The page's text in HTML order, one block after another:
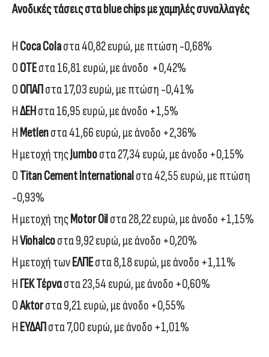
Ανοδικές τάσεις στα blue chips με χαμηλές συναλλαγές
Η Coca Colaστα 40,82 ευρώ, με πτώση -0,68%
Ο ΟΤΕστα 16,81 ευρώ, με άνοδο +0,42%
Ο ΟΠΑΠστα 17,03 ευρώ, με πτώση -0,41%
ΗΔΕΗστα 16,95 ευρώ, με άνοδο +1,5%
Η Μetlenστα 41,66 ευρώ, με άνοδο +2,36%
Η μετοχή τηςJumboστα 27,34 ευρώ, με άνοδο +0,15%
Ο Titan Cement Internationalστα 42,55 ευρώ, με πτώση
-0,93%
Η μετοχή τηςMotor Oilστα 28,22 ευρώ, με άνοδο +1,15%
ΗViohalcoστα 9,92 ευρώ, με άνοδο +0,20%
Η μετοχή τωνΕΛΠΕστα 8,18 ευρώ, με άνοδο +1,11%
Η ΓΕΚ Τέρναστα 23,54 ευρώ, με άνοδο +0,60%
ΟAktorστα 9,21 ευρώ, με άνοδο +0,55%
Η ΕΥΔΑΠστα 7,00 ευρώ, με άνοδο +1,01%